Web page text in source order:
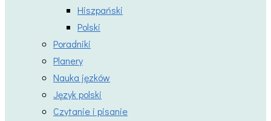
Hiszpański
Polski
Poradniki
Planery
Nauka jęzków
Język polski
Czytanie i pisanie